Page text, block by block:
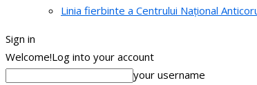
Linia fierbinte a Centrului Național
Sign in
Welcome!Log into your account
your username